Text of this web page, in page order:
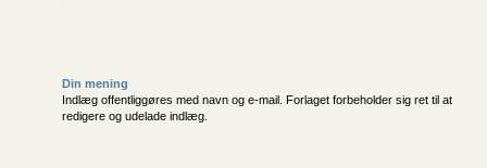
Din mening
Indlæg offentliggøres med navn og e-mail. Forlaget forbeholder sig ret til at
redigere og udelade indlæg.